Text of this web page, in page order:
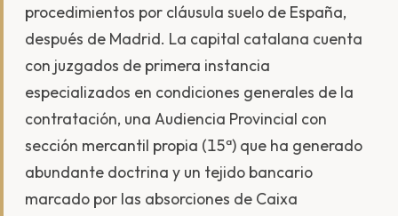
procedimientos por cláusula suelo de España,
después de Madrid. La capital catalana cuenta
con juzgados de primera instancia
especializados en condiciones generales de la
contratación, una Audiencia Provincial con
sección mercantil propia (15ª) que ha generado
abundante doctrina y un tejido bancario
marcado por las absorciones de Caixa